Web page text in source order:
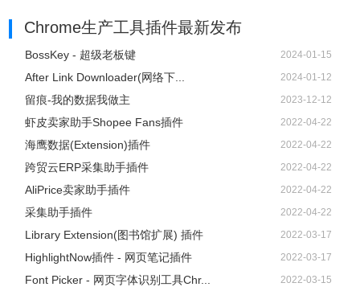
Chrome生产工具插件最新发布
BossKey - 超级老板键 2024-01-15
After Link Downloader(网络下... 2024-01-12
留痕-我的数据我做主 2023-12-12
虾皮卖家助手Shopee Fans插件 2022-04-22
海鹰数据(Extension)插件 2022-04-22
跨贸云ERP采集助手插件 2022-04-22
AliPrice卖家助手插件 2022-04-22
采集助手插件 2022-04-22
Library Extension(图书馆扩展) 插件 2022-03-17
HighlightNow插件 - 网页笔记插件 2022-03-17
Font Picker - 网页字体识别工具Chr... 2022-03-15